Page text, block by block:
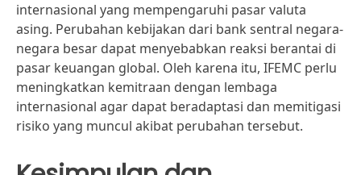
internasional yang mempengaruhi pasar valuta
asing. Perubahan kebijakan dari bank sentral negara-
negara besar dapat menyebabkan reaksi berantai di
pasar keuangan global. Oleh karena itu, IFEMC perlu
meningkatkan kemitraan dengan lembaga
internasional agar dapat beradaptasi dan memitigasi
risiko yang muncul akibat perubahan tersebut.